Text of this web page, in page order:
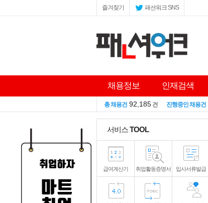
즐겨찾기 패션워크 SNS
채용정보 인재검색
총 채용건 92,185 건 진행중인 채용건
서비스TOOL
급여계산기 취업활동증명서 입사서류발급